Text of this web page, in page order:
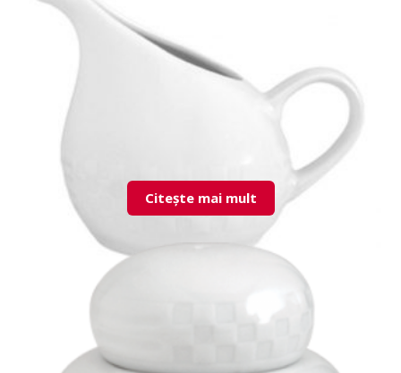
LND01KR00 Toothpick Jar
Citește mai mult